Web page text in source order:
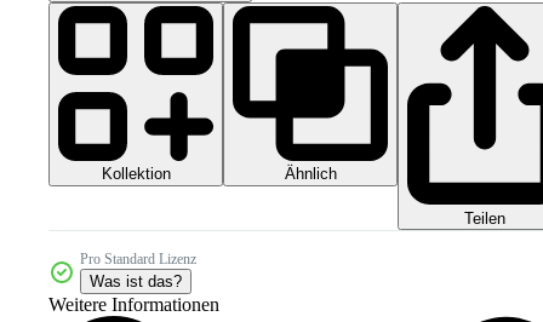
Kollektion Ähnlich
Teilen
Pro Standard Lizenz
Was ist das?
Weitere Informationen